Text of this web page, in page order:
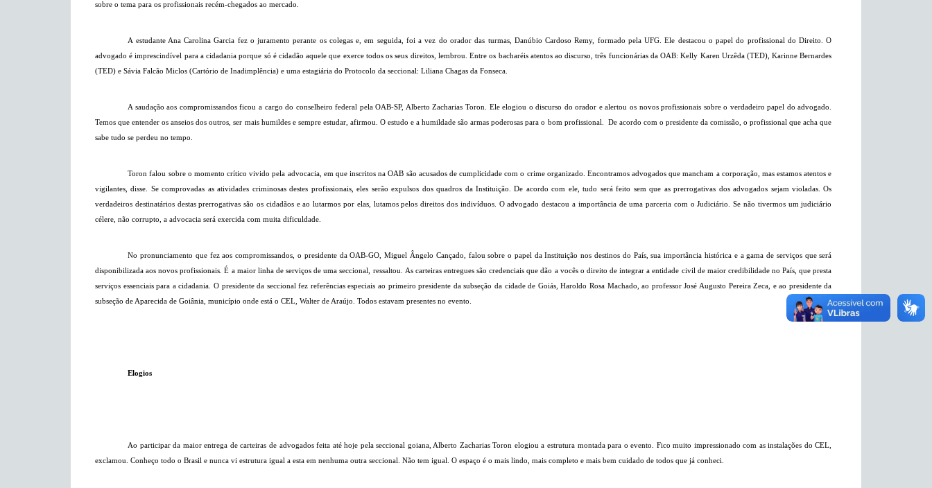
sobre o tema para os profissionais recém-chegados ao mercado.
A estudante Ana Carolina Garcia fez o juramento perante os colegas e, em seguida, foi a vez do orador das turmas, Danúbio Cardoso Remy, formado pela UFG. Ele destacou o papel do profissional do Direito. O
advogado é imprescindível para a cidadania porque só é cidadão aquele que exerce todos os seus direitos, lembrou. Entre os bacharéis atentos ao discurso, três funcionárias da OAB: Kelly Karen Urzêda (TED), Karinne Bernardes
(TED) e Sávia Falcão Miclos (Cartório de Inadimplência) e uma estagiária do Protocolo da seccional: Liliana Chagas da Fonseca.
A saudação aos compromissandos ficou a cargo do conselheiro federal pela OAB-SP, Alberto Zacharias Toron. Ele elogiou o discurso do orador e alertou os novos profissionais sobre o verdadeiro papel do advogado.
Temos que entender os anseios dos outros, ser mais humildes e sempre estudar, afirmou. O estudo e a humildade são armas poderosas para o bom profissional.
De acordo com o presidente da comissão, o profissional que acha que
sabe tudo se perdeu no tempo.
Toron falou sobre o momento crítico vivido pela advocacia, em que inscritos na OAB são acusados de cumplicidade com o crime organizado. Encontramos advogados que mancham a corporação, mas estamos atentos e
vigilantes, disse. Se comprovadas as atividades criminosas destes profissionais, eles serão expulsos dos quadros da Instituição. De acordo com ele, tudo será feito sem que as prerrogativas dos advogados sejam violadas. Os
verdadeiros destinatários destas prerrogativas são os cidadãos e ao lutarmos por elas, lutamos pelos direitos dos indivíduos. O advogado destacou a importância de uma parceria com o Judiciário. Se não tivermos um judiciário
célere, não corrupto, a advocacia será exercida com muita dificuldade.
No pronunciamento que fez aos compromissandos, o presidente da OAB-GO, Miguel Ângelo Cançado, falou sobre o papel da Instituição nos destinos do País, sua importância histórica e a gama de serviços que será
disponibilizada aos novos profissionais. É a maior linha de serviços de uma seccional, ressaltou. As carteiras entregues são credenciais que dão a vocês o direito de integrar a entidade civil de maior credibilidade no País, que presta
serviços essenciais para a cidadania. O presidente da seccional fez referências especiais ao primeiro presidente da subseção da cidade de Goiás, Haroldo Rosa Machado, ao professor José Augusto Pereira Zeca, e ao presidente da
subseção de Aparecida de Goiânia, município onde está o CEL, Walter de Araújo. Todos estavam presentes no evento.
Elogios
Ao participar da maior entrega de carteiras de advogados feita até hoje pela seccional goiana, Alberto Zacharias Toron elogiou a estrutura montada para o evento. Fico muito impressionado com as instalações do CEL,
exclamou. Conheço todo o Brasil e nunca vi estrutura igual a esta em nenhuma outra seccional. Não tem igual. O espaço é o mais lindo, mais completo e mais bem cuidado de todos que já conheci.